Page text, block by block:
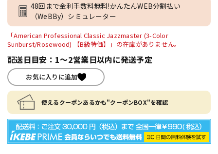
48回まで金利手数料無料!かんたんWEB分割払い
（WeBBy）シミュレーター
「American Professional Classic Jazzmaster (3-Color
Sunburst/Rosewood) 【B級特価】」の在庫がありません。
配送日目安：1～2営業日以内に発送予定
お気に入りに追加
使えるクーポンあるかも"クーポンBOX"を確認